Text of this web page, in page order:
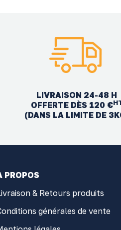
LIVRAISON 24-48 H
OFFERTE DÈS 120 €
(DANS LA LIMITE DE
PROPOS
& Retours produits
générales de vente